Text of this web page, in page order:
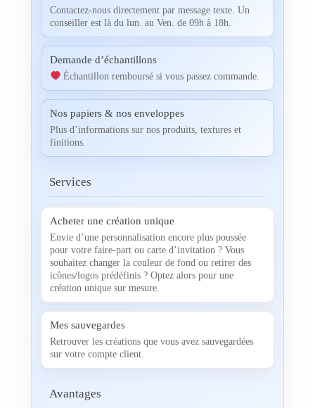
Contactez-nous directement par message texte. Un
conseiller est là du lun. au Ven. de 09h à 18h.
Demande d’échantillons
Échantillon remboursé si vous passez commande.
Nos papiers & nos enveloppes
Plus d’informations sur nos produits, textures et
finitions.
Services
Acheter une création unique
Envie d’une personnalisation encore plus poussée
pour votre faire-part ou carte d’invitation ? Vous
souhaitez changer la couleur de fond ou retirer des
icônes/logos prédéfinis ? Optez alors pour une
création unique sur mesure.
Mes sauvegardes
Retrouver les créations que vous avez sauvegardées
sur votre compte client.
Avantages